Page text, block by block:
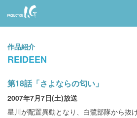
Prod
uctio
n I.G
作品紹介
REIDEEN
第18話「さよならの匂い」
2007年7月7日(土)放送
星川が配置異動となり、白鷺部隊から抜